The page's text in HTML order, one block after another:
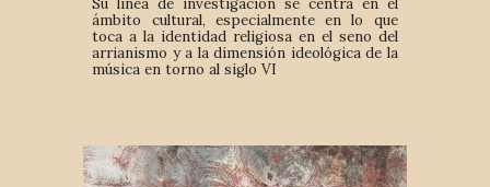
Su línea de investigación se centra en el
ámbito cultural, especialmente en lo que
toca a la identidad religiosa en el seno del
arrianismo y a la dimensión ideológica de la
música en torno al siglo VI